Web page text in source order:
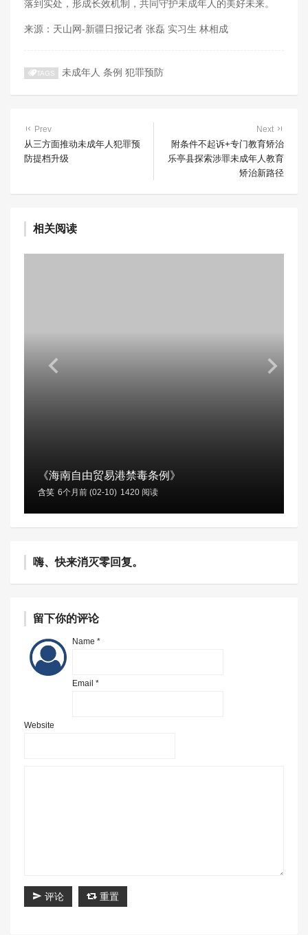
落到实处，形成长效机制，共同守护未成年人的美好未来。
来源：天山网-新疆日报记者 张磊 实习生 林相成
TAGS 未成年人 条例 犯罪预防
Prev
从三方面推动未成年人犯罪预
防提档升级
Next
附条件不起诉+专门教育矫治
乐亭县探索涉罪未成年人教育
矫治新路径
相关阅读
《海南自由贸易港禁毒条例》
含笑 6个月前 (02-10) 1420 阅读
嗨、快来消灭零回复。
留下你的评论
Name *
Email *
Website
评论 重置